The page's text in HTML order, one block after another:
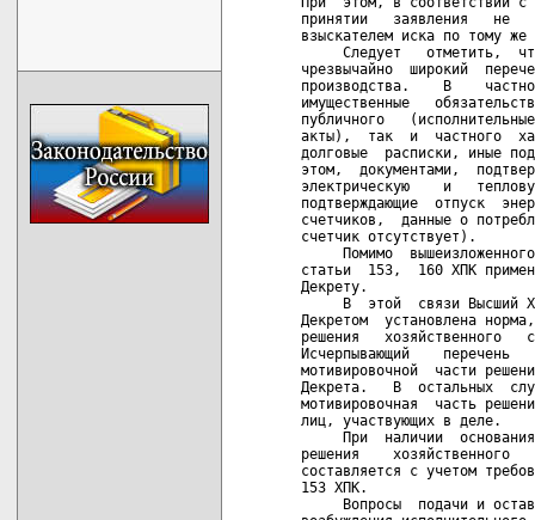
принятии   заявления   не
взыскателем иска по тому
Следует   отметить,
чрезвычайно  широкий
производства.    В
имущественные
публичного
акты),  так  и  частного
долговые  расписки, иные
этом,  документами,
электрическую    и
подтверждающие  отпуск
счетчиков,  данные о
счетчик отсутствует).
Помимо
статьи  153,  160 ХПК
Декрету.
В  этой  связи Высший
Декретом  установлена
решения   хозяйственного
Исчерпывающий    перечень
мотивировочной  части
Декрета.   В  остальных
мотивировочная  часть
лиц, участвующих в деле.
При  наличии
решения    хозяйственного
составляется с учетом
153 ХПК.
Вопросы  подачи и